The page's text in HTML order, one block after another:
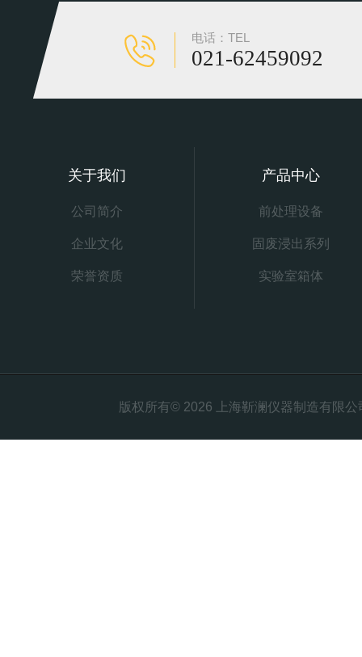
电话：TEL
021-62459092
关于我们
公司简介
企业文化
荣誉资质
产品中心
前处理设备
固废浸出系列
实验室箱体
版权所有© 2026 上海靳澜仪器制造有限